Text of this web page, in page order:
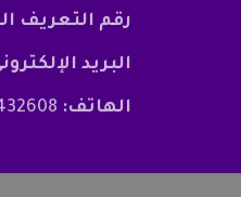
رقم التعريف
البريد
الهاتف: / 0610120215